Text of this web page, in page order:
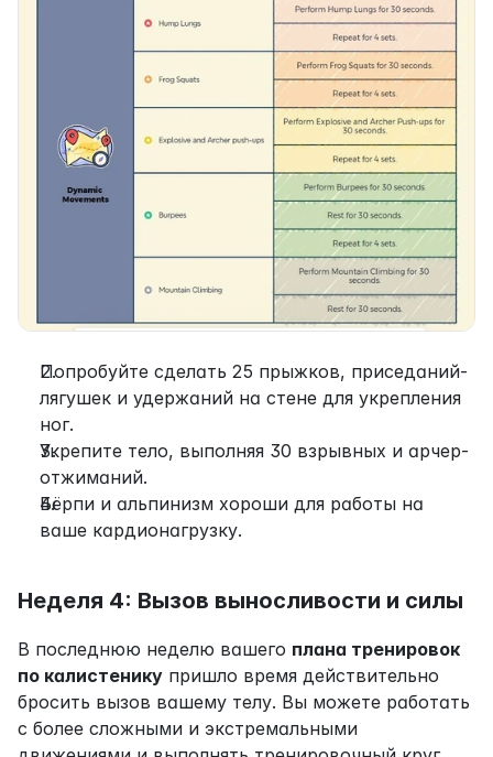
Попробуйте сделать 25 прыжков, приседаний-
лягушек и удержаний на стене для укрепления
ног.
Укрепите тело, выполняя 30 взрывных и арчер-
отжиманий.
Бёрпи и альпинизм хороши для работы на
ваше кардионагрузку.
Неделя 4: Вызов выносливости и силы
В последнюю неделю вашего плана тренировок
по калистенику пришло время действительно
бросить вызов вашему телу. Вы можете работать
с более сложными и экстремальными